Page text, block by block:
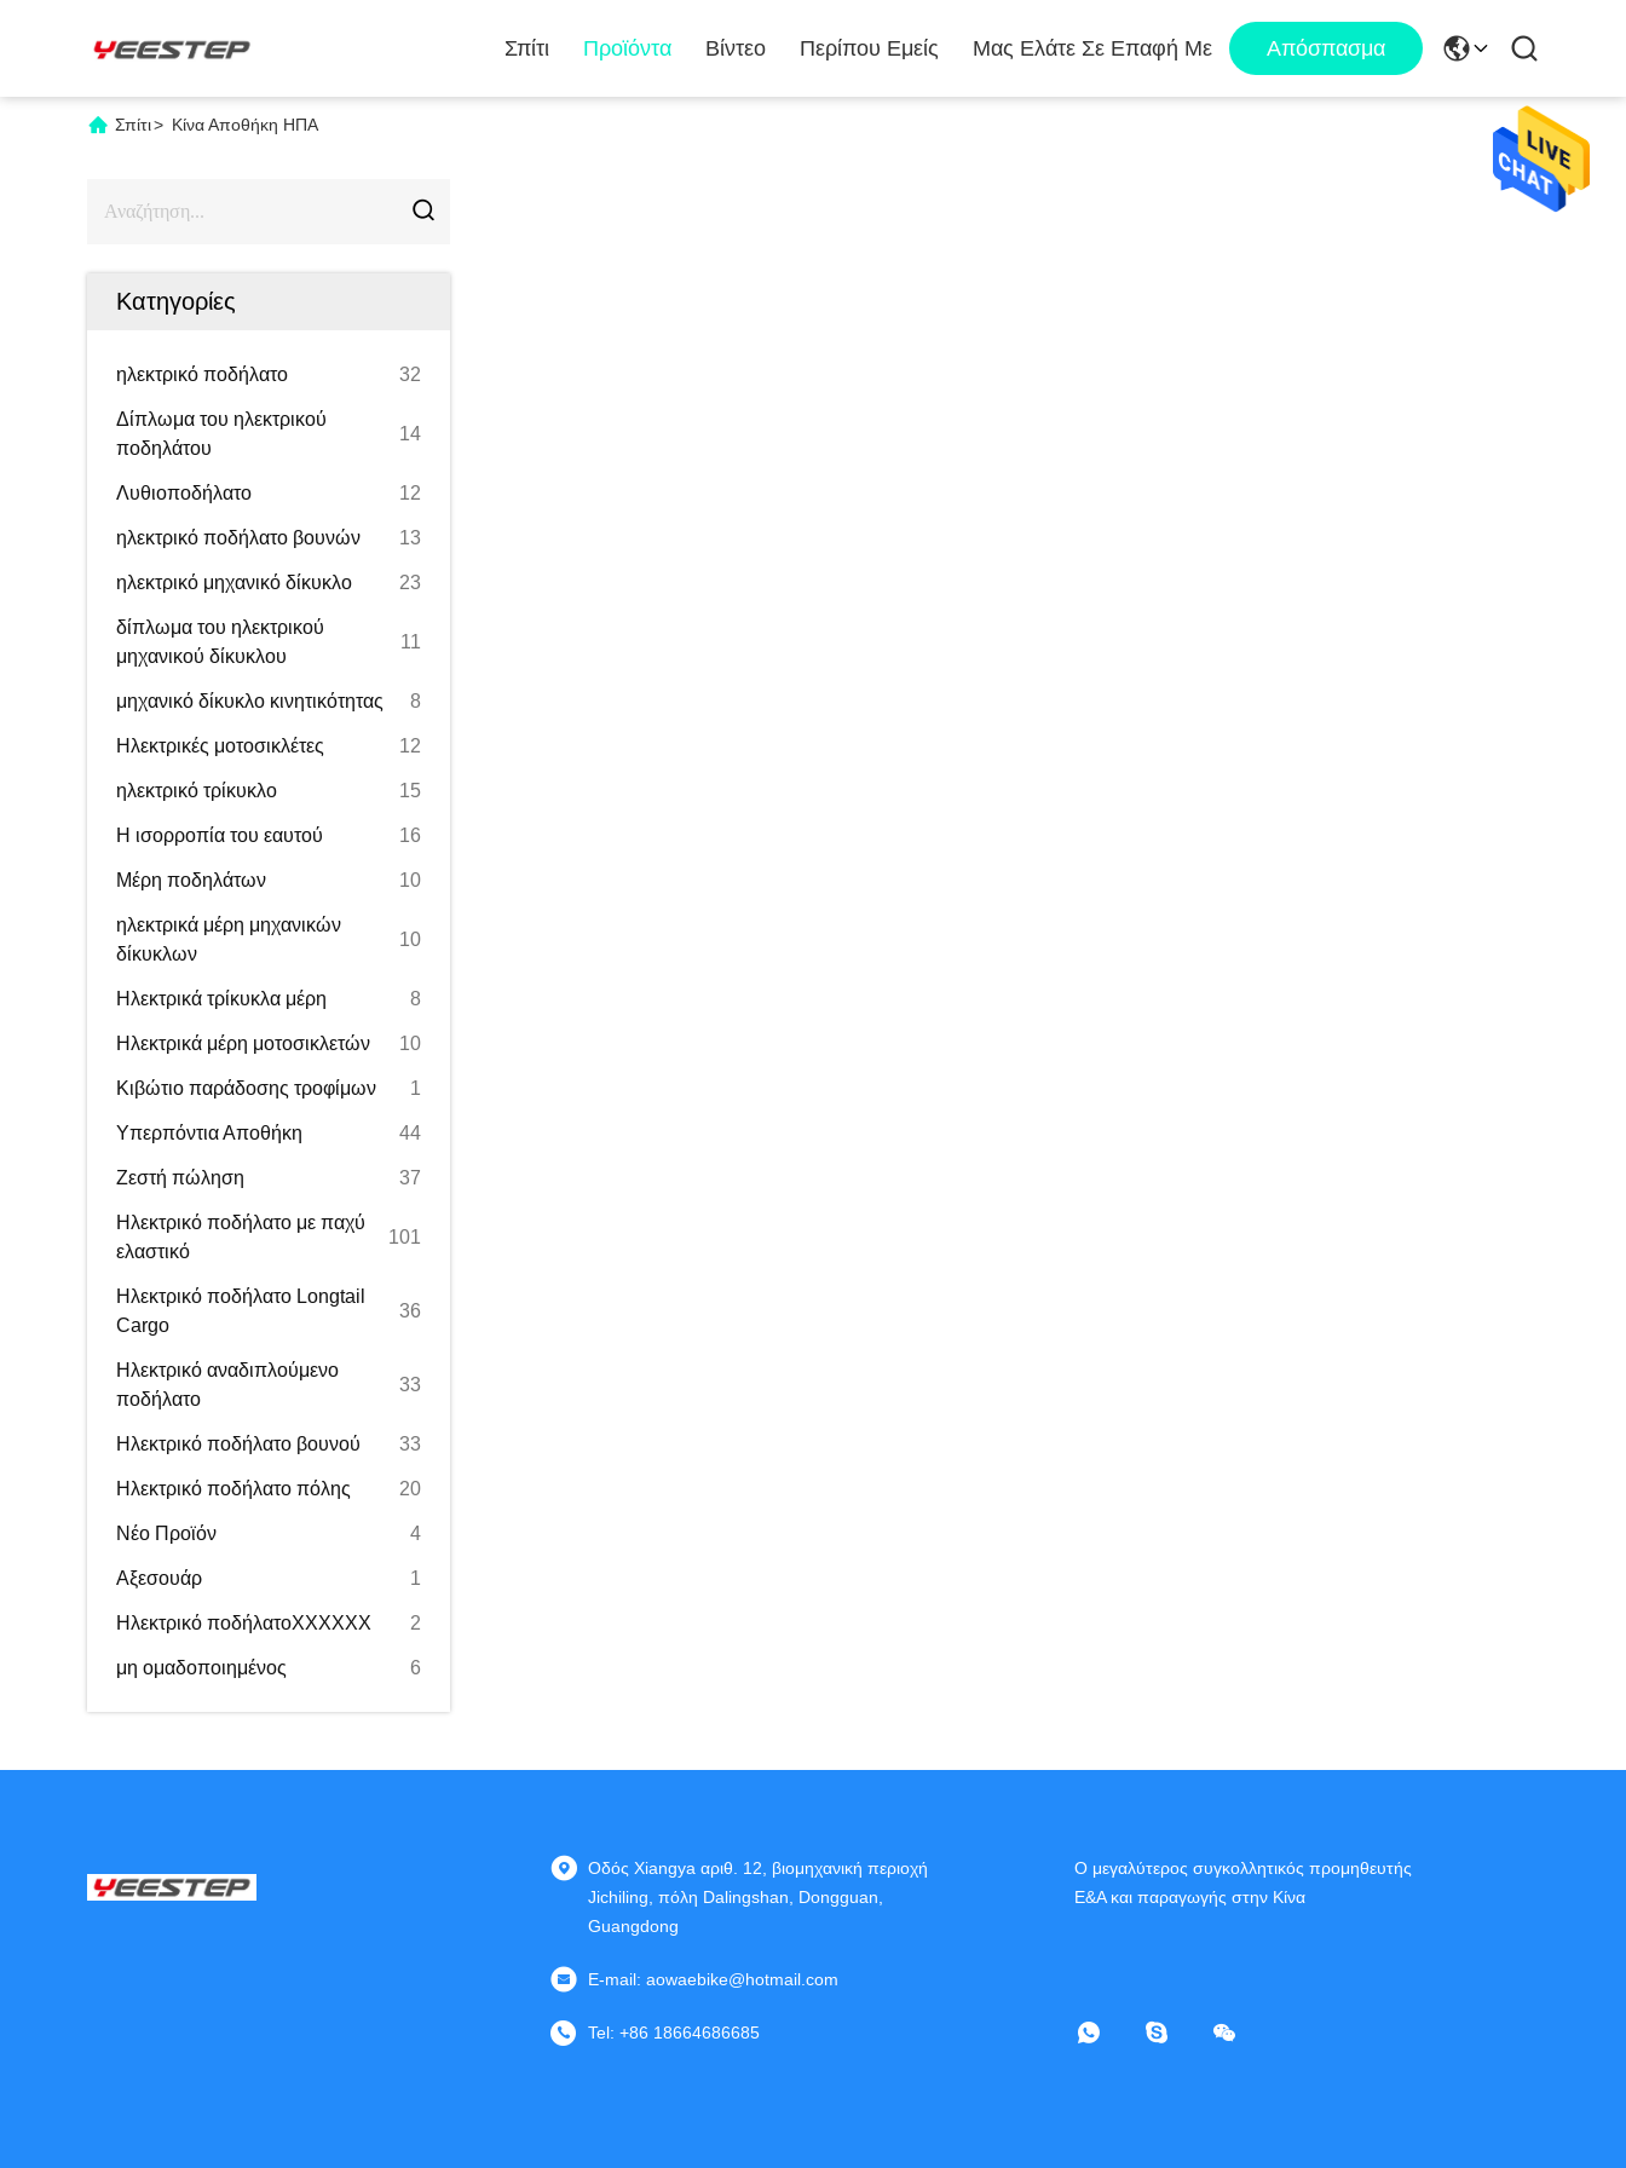
Σπίτι Προϊόντα Βίντεο Περίπου Εμείς Μας Ελάτε Σε Επαφή Με Απόσπασμα
Σπίτι> Κίνα Αποθήκη ΗΠΑ
Κατηγορίες
ηλεκτρικό ποδήλατο 32
Δίπλωμα του ηλεκτρικού
ποδηλάτου
14
Λυθιοποδήλατο 12
ηλεκτρικό ποδήλατο βουνών 13
ηλεκτρικό μηχανικό δίκυκλο 23
δίπλωμα του ηλεκτρικού
μηχανικού δίκυκλου
11
μηχανικό δίκυκλο κινητικότητας 8
Ηλεκτρικές μοτοσικλέτες 12
ηλεκτρικό τρίκυκλο 15
Η ισορροπία του εαυτού 16
Μέρη ποδηλάτων 10
ηλεκτρικά μέρη μηχανικών
δίκυκλων
10
Ηλεκτρικά τρίκυκλα μέρη 8
Ηλεκτρικά μέρη μοτοσικλετών 10
Κιβώτιο παράδοσης τροφίμων 1
Υπερπόντια Αποθήκη 44
Ζεστή πώληση 37
Ηλεκτρικό ποδήλατο με παχύ
ελαστικό
101
Ηλεκτρικό ποδήλατο Longtail
Cargo
36
Ηλεκτρικό αναδιπλούμενο
ποδήλατο
33
Ηλεκτρικό ποδήλατο βουνού 33
Ηλεκτρικό ποδήλατο πόλης 20
Νέο Προϊόν 4
Αξεσουάρ 1
Ηλεκτρικό ποδήλατοXXXXXX 2
μη ομαδοποιημένος 6
Οδός Xiangya αριθ. 12, βιομηχανική περιοχή
Jichiling, πόλη Dalingshan, Dongguan,
Guangdong
E-mail: aowaebike@hotmail.com
Tel: +86 18664686685
Ο μεγαλύτερος συγκολλητικός προμηθευτής
Ε&Α και παραγωγής στην Κίνα